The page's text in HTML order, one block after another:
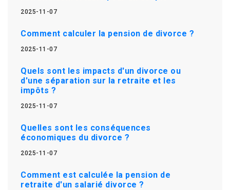
2025-11-07
Comment calculer la pension de divorce ?
2025-11-07
Quels sont les impacts d'un divorce ou
d'une séparation sur la retraite et les
impôts ?
2025-11-07
Quelles sont les conséquences
économiques du divorce ?
2025-11-07
Comment est calculée la pension de
retraite d'un salarié divorce ?